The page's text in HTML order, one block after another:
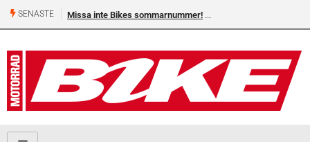
SENASTE Missa inte Bikes sommarnummer!